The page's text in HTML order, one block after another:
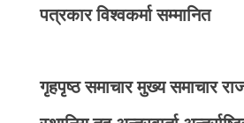
पत्रकार विश्वकर्मा सम्मानित
गृहपृष्ठ समाचार मुख्य समाचार